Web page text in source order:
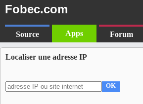
Fobec.com
Source Apps Forum
Localiser une adresse IP
OK